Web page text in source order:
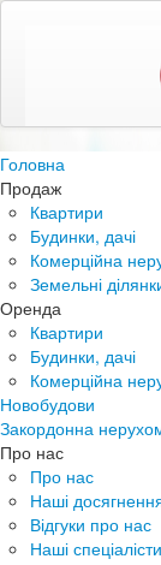
Головна
Продаж
Квартири
Будинки, дачі
Комерційна
Земельні
Оренда
Квартири
Будинки, дачі
Комерційна
Новобудови
Закордонна
Про нас
Про нас
Наші
Відгуки про нас
Наші спеціалісти